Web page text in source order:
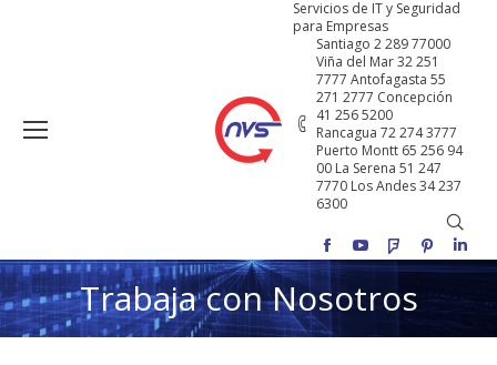
Servicios de IT y Seguridad
para Empresas
Santiago 2 289 77000
Viña del Mar 32 251
7777 Antofagasta 55
271 2777 Concepción
41 256 5200
Rancagua 72 274 3777
Puerto Montt 65 256 94
00 La Serena 51 247
7770 Los Andes 34 237
6300
Buscar:
Facebook
YouTubeFoursquare
Pinterest
Trabaja con Nosotros